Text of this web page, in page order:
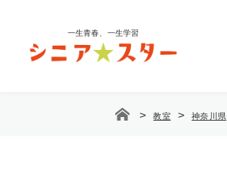
一生青春、一生学習
> 教室 > 神奈川県